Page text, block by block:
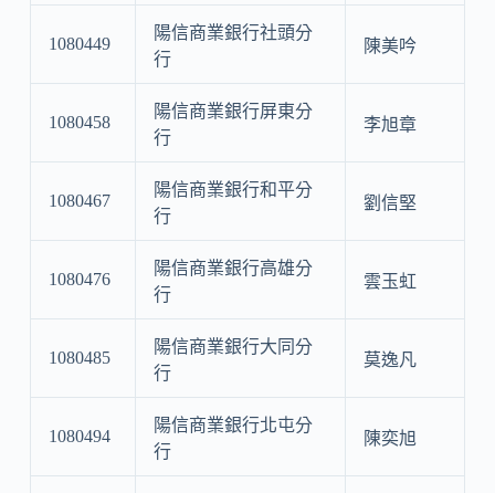
1080449
陽信商業銀行社頭分
行
陳美吟
1080458
陽信商業銀行屏東分
行
李旭章
1080467
陽信商業銀行和平分
行
劉信堅
1080476
陽信商業銀行高雄分
行
雲玉虹
1080485
陽信商業銀行大同分
行
莫逸凡
1080494
陽信商業銀行北屯分
行
陳奕旭